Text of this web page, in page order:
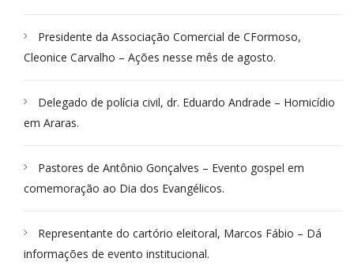
Presidente da Associação Comercial de CFormoso,
Cleonice Carvalho – Ações nesse mês de agosto.
Delegado de polícia civil, dr. Eduardo Andrade – Homicídio
em Araras.
Pastores de Antônio Gonçalves – Evento gospel em
comemoração ao Dia dos Evangélicos.
Representante do cartório eleitoral, Marcos Fábio – Dá
informações de evento institucional.